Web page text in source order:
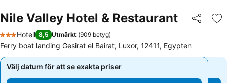
Nile Valley Hotel & Restaurant Dela
3 Stjärnor
Hotell 8,5 Utmärkt (909 betyg)
Ferry boat landing Gesirat el Bairat, Luxor, 12411, Egypten
Välj datum för att se exakta priser
Välj datum för att se exakta priser